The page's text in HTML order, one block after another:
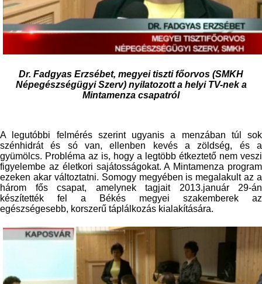
Dr. Fadgyas Erzsébet, megyei tiszti főorvos (SMKH
Népegészségügyi Szerv) nyilatozott a helyi TV-nek a
Mintamenza csapatról
A legutóbbi felmérés szerint ugyanis a menzában túl sok
szénhidrát és só van, ellenben kevés a zöldség, és a
gyümölcs. Probléma az is, hogy a legtöbb étkeztető nem veszi
figyelembe az életkori sajátosságokat. A Mintamenza program
ezeken akar változtatni. Somogy megyében is megalakult az a
három fős csapat, amelynek tagjait 2013.január 29-án
készítették fel a Békés megyei szakemberek az
egészségesebb, korszerű táplálkozás kialakítására.